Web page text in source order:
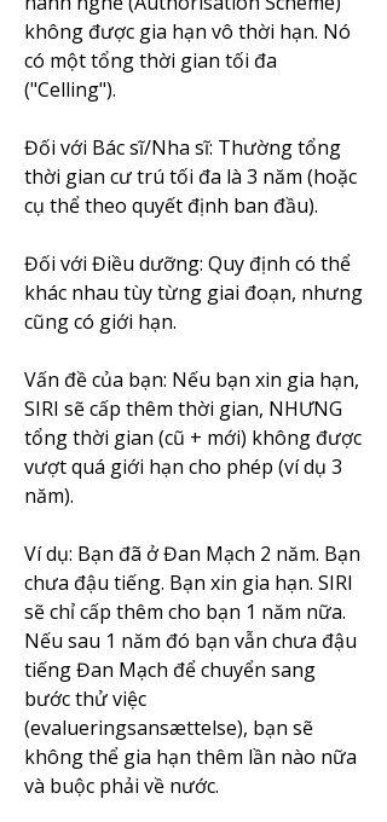
không được gia hạn vô thời hạn. Nó
có một tổng thời gian tối đa
("Celling").
Đối với Bác sĩ/Nha sĩ: Thường tổng
thời gian cư trú tối đa là 3 năm (hoặc
cụ thể theo quyết định ban đầu).
Đối với Điều dưỡng: Quy định có thể
khác nhau tùy từng giai đoạn, nhưng
cũng có giới hạn.
Vấn đề của bạn: Nếu bạn xin gia hạn,
SIRI sẽ cấp thêm thời gian, NHƯNG
tổng thời gian (cũ + mới) không được
vượt quá giới hạn cho phép (ví dụ 3
năm).
Ví dụ: Bạn đã ở Đan Mạch 2 năm. Bạn
chưa đậu tiếng. Bạn xin gia hạn. SIRI
sẽ chỉ cấp thêm cho bạn 1 năm nữa.
Nếu sau 1 năm đó bạn vẫn chưa đậu
tiếng Đan Mạch để chuyển sang
bước thử việc
(evalueringsansættelse), bạn sẽ
không thể gia hạn thêm lần nào nữa
và buộc phải về nước.